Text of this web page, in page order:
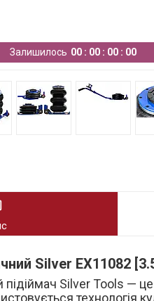
Залишилось 00 00 00 00
Silver EX11082
Silver Tools —
технологія